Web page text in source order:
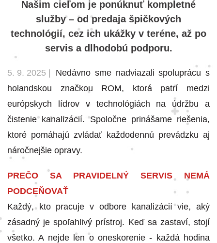
Našim cieľom je ponúknuť kompletné
služby – od predaja špičkových
technológií, cez ich ukážky v teréne, až po
servis a dlhodobú podporu.
5. 9. 2025 |
Nedávno sme nadviazali spoluprácu s
holandskou značkou ROM, ktorá patrí medzi
európskych lídrov v technológiách na údržbu a
čistenie kanalizácií. Spoločne prinášame riešenia,
ktoré pomáhajú zvládať každodennú prevádzku aj
náročnejšie opravy.
PREČO SA PRAVIDELNÝ SERVIS NEMÁ
PODCEŇOVAŤ
Každý, kto pracuje v odbore kanalizácií vie, aký
zásadný je spoľahlivý prístroj. Keď sa zastaví, stojí
všetko. A nejde len o oneskorenie - každá hodina